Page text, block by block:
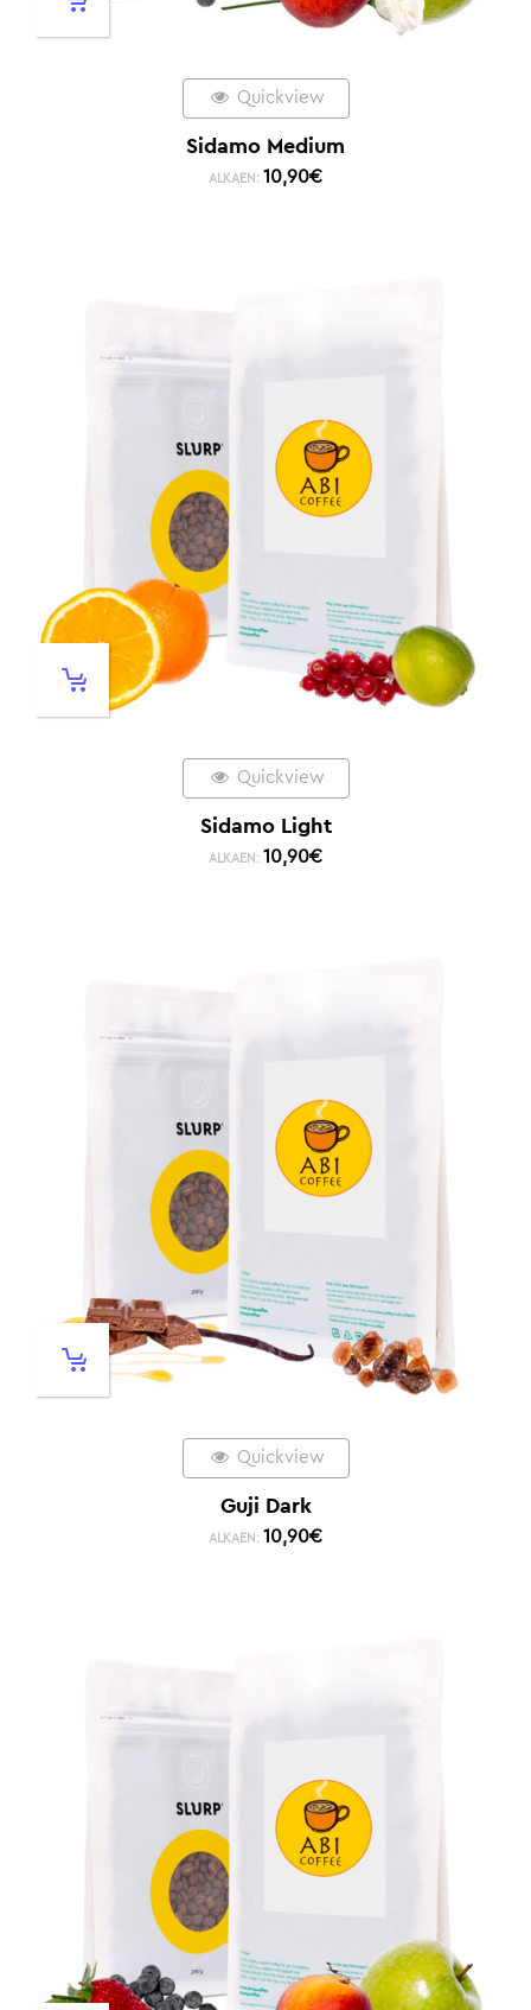
Quickview
Sidamo Medium
ALKAEN: 10,90€
Quickview
Sidamo Light
ALKAEN: 10,90€
Quickview
Guji Dark
ALKAEN: 10,90€